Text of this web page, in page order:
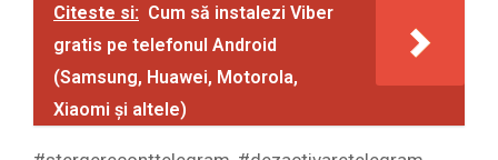
Citeste si: Cum să instalezi Viber
gratis pe telefonul Android
(Samsung, Huawei, Motorola,
Xiaomi și altele)